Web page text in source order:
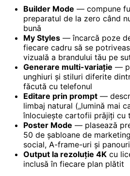
Builder Mode — compune
preparatul de la zero când
bună
My Styles — încarcă poze
fiecare cadru să se
vizuală a brandului tău pe
Generare multi-variație —
unghiuri și stiluri diferite
făcută cu telefonul
Editare prin prompt —
limbaj natural („lumină mai
înlocuiește cartofii prăjiți cu
Poster Mode — plasează
50 de șabloane de
social, A-frame-uri și
Output la rezoluție 4K cu
inclusă în fiecare plan plătit